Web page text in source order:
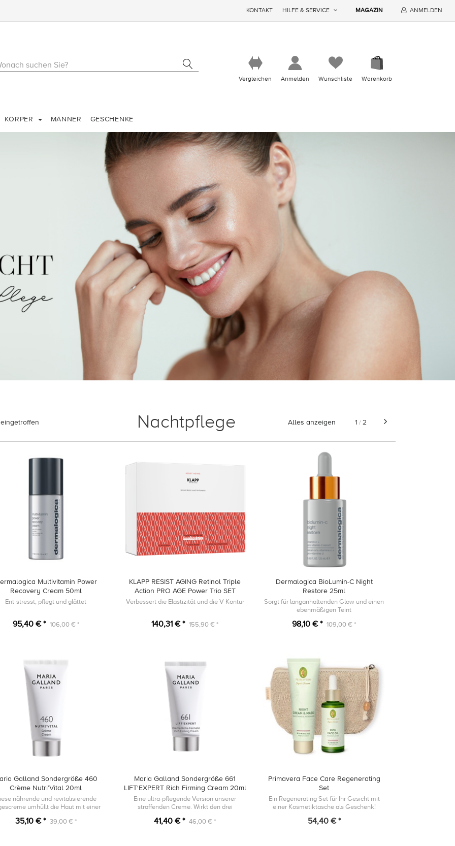
KONTAKT HILFE & SERVICE MAGAZIN ANMELDEN
Vergleichen Anmelden Wunschliste Warenkorb
KÖRPER MÄNNER GESCHENKE
Nachtpflege Alles anzeigen 1 / 2
Multivitamin Power
Recovery Cream 50ml
Ent-stresst, pflegt und glättet
95,40 € * 106,00 € *
KLAPP RESIST AGING Retinol Triple
Action PRO AGE Power Trio SET
Verbessert die Elastizität und die V-Kontur
140,31 € * 155,90 € *
Dermalogica BioLumin-C Night
Restore 25ml
Sorgt für langanhaltenden Glow und einen
ebenmäßigen Teint
98,10 € * 109,00 € *
Galland Sondergröße 460
Crème Nutri’Vital 20ml
nährende und revitalisierende
umhüllt die Haut mit einer
35,10 € * 39,00 € *
Maria Galland Sondergröße 661
LIFT'EXPERT Rich Firming Cream 20ml
Eine ultra-pflegende Version unserer
straffenden Creme. Wirkt den drei
verantwortlich sind, entgegen.
41,40 € * 46,00 € *
Primavera Face Care Regenerating
Set
Ein Regenerating Set für Ihr Gesicht mit
einer Kosmetiktasche als Geschenk!
54,40 € *